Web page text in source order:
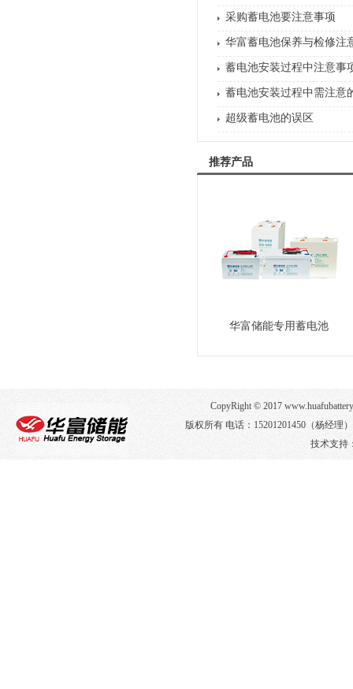
采购蓄电池要注意事项
华富蓄电池保养与检修注
蓄电池安装过程中注意事
蓄电池安装过程中需注意
超级蓄电池的误区
推荐产品
华富储能专用蓄电池
CopyRight © 2017
版权所有 电话：15201201450（杨经
技术支持